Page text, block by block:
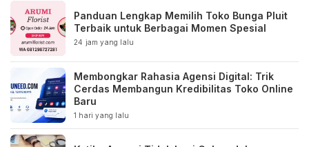
Panduan Lengkap Memilih Toko Bunga Pluit
Terbaik untuk Berbagai Momen Spesial
24 jam yang lalu
Membongkar Rahasia Agensi Digital: Trik
Cerdas Membangun Kredibilitas Toko Online
Baru
1 hari yang lalu